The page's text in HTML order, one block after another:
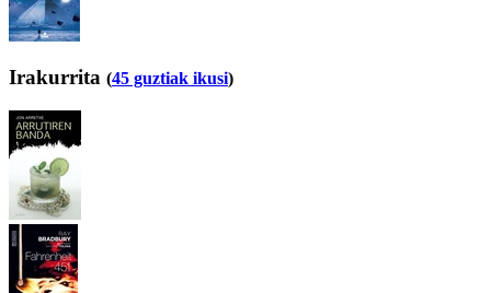
Irakurrita (45 guztiak ikusi)